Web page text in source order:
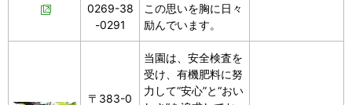
0269-38
-0291
この思いを胸に日々
励んでいます。
〒383-0
当園は、安全検査を
受け、有機肥料に努
力して“安心”と“おい